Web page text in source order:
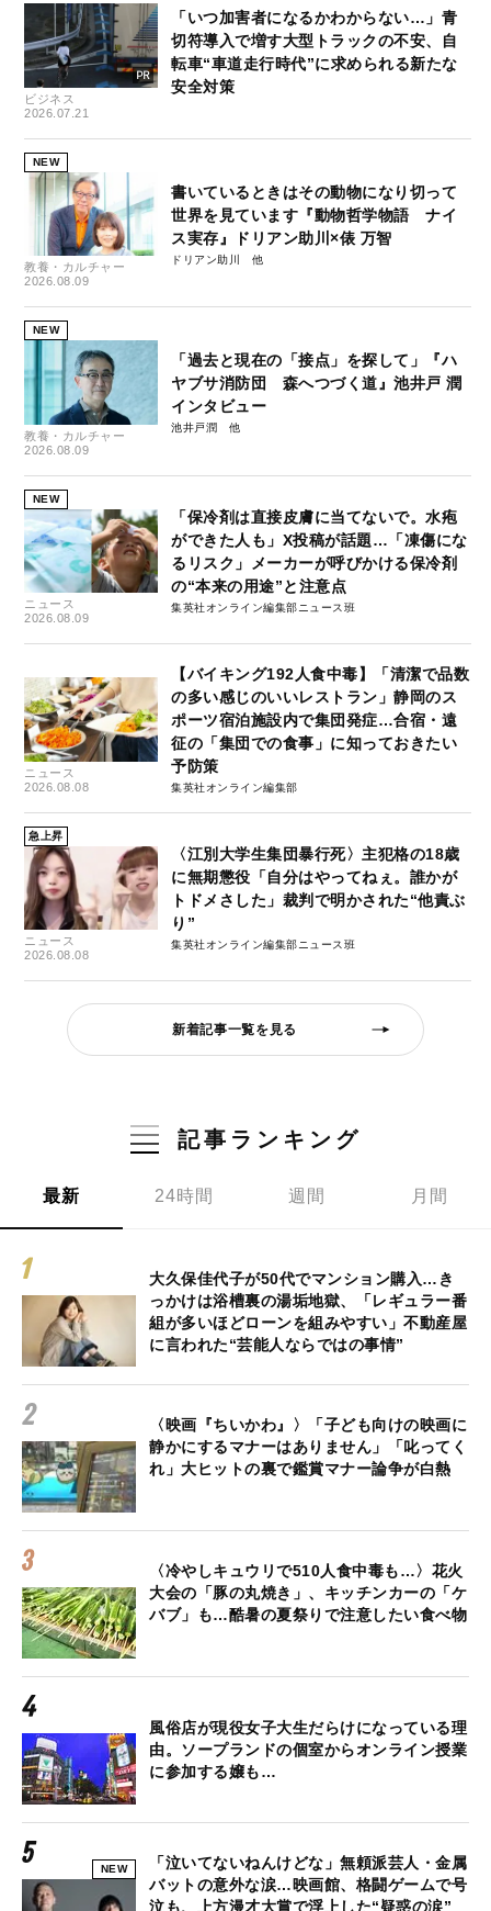
ビジネス
2026.07.21
「いつ加害者になるかわからない…」青
切符導入で増す大型トラックの不安、自
転車“車道走行時代”に求められる新たな
安全対策
NEW
教養・カルチャー
2026.08.09
書いているときはその動物になり切って
世界を見ています『動物哲学物語 ナイ
ス実存』ドリアン助川×俵 万智
ドリアン助川
NEW
教養・カルチャー
2026.08.09
「過去と現在の「接点」を探して」『ハ
ヤブサ消防団 森へつづく道』池井戸 潤
インタビュー
池井戸潤
NEW
ニュース
2026.08.09
「保冷剤は直接皮膚に当てないで。水疱
ができた人も」X投稿が話題…「凍傷にな
るリスク」メーカーが呼びかける保冷剤
の“本来の用途”と注意点
集英社オンライン編集部ニュース班
ニュース
2026.08.08
【バイキング192人食中毒】「清潔で品数
の多い感じのいいレストラン」静岡のス
ポーツ宿泊施設内で集団発症…合宿・遠
征の「集団での食事」に知っておきたい
予防策
集英社オンライン編集部
急上昇
ニュース
2026.08.08
〈江別大学生集団暴行死〉主犯格の18歳
に無期懲役「自分はやってねぇ。誰かが
トドメさした」裁判で明かされた“他責ぶ
り”
集英社オンライン編集部ニュース班
新着記事一覧を見る
記事ランキング
最新 24時間 週間 月間
大久保佳代子が50代でマンション購入…き
っかけは浴槽裏の湯垢地獄、「レギュラー番
組が多いほどローンを組みやすい」不動産屋
に言われた“芸能人ならではの事情”
〈映画『ちいかわ』〉「子ども向けの映画に
静かにするマナーはありません」「叱ってく
れ」大ヒットの裏で鑑賞マナー論争が白熱
〈冷やしキュウリで510人食中毒も…〉花火
大会の「豚の丸焼き」、キッチンカーの「ケ
バブ」も…酷暑の夏祭りで注意したい食べ物
風俗店が現役女子大生だらけになっている理
由。ソープランドの個室からオンライン授業
に参加する嬢も…
NEW
「泣いてないねんけどな」無頼派芸人・金属
バットの意外な涙…映画館、格闘ゲームで号
泣も、上方漫才大賞で浮上した“疑惑の涙”